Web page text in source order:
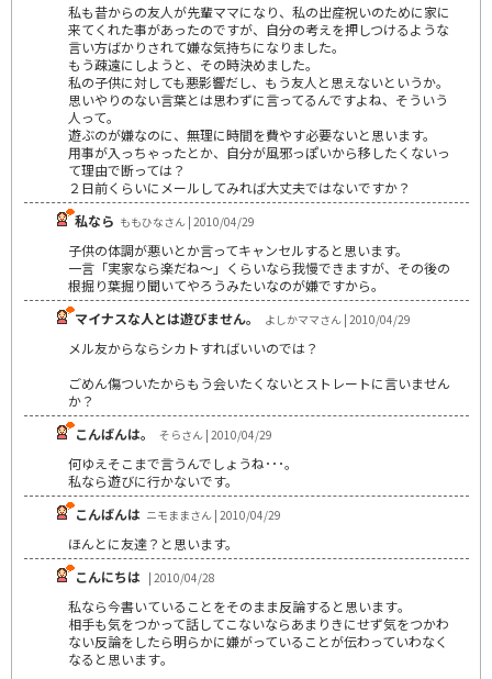
私も昔からの友人が先輩ママになり、私の出産祝いのために家に
来てくれた事があったのですが、自分の考えを押しつけるような
言い方ばかりされて嫌な気持ちになりました。
もう疎遠にしようと、その時決めました。
私の子供に対しても悪影響だし、もう友人と思えないというか。
思いやりのない言葉とは思わずに言ってるんですよね、そういう
人って。
遊ぶのが嫌なのに、無理に時間を費やす必要ないと思います。
用事が入っちゃったとか、自分が風邪っぽいから移したくないっ
て理由で断っては？
２日前くらいにメールしてみれば大丈夫ではないですか？
私なら ももひなさん | 2010/04/29
子供の体調が悪いとか言ってキャンセルすると思います。
一言「実家なら楽だね～」くらいなら我慢できますが、その後の
根掘り葉掘り聞いてやろうみたいなのが嫌ですから。
マイナスな人とは遊びません。
よしかママさん | 2010/04/29
メル友からならシカトすればいいのでは？
ごめん傷ついたからもう会いたくないとストレートに言いません
か？
こんばんは。
そらさん | 2010/04/29
何ゆえそこまで言うんでしょうね･･･。
私なら遊びに行かないです。
こんばんは ニモままさん | 2010/04/29
ほんとに友達？と思います。
こんにちは | 2010/04/28
私なら今書いていることをそのまま反論すると思います｡
相手も気をつかって話してこないならあまりきにせず気をつかわ
ない反論をしたら明らかに嫌がっていることが伝わっていわなく
なると思います｡